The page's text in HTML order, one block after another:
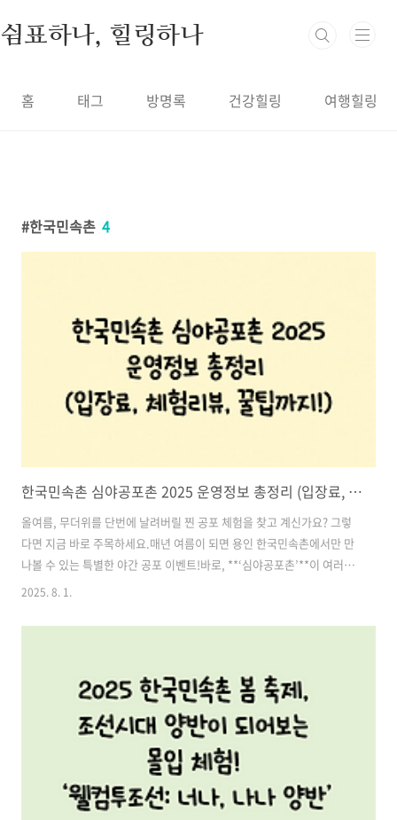
쉼표하나, 힐링하나
홈 태그 방명록 건강힐링 여행힐링
한국민속촌 4
한국민속촌 심야공포촌 2025 운영정보 총정리 (입장료, 체험리뷰, 꿀팁까지!)
올여름, 무더위를 단번에 날려버릴 찐 공포 체험을 찾고 계신가요? 그렇
다면 지금 바로 주목하세요.매년 여름이 되면 용인 한국민속촌에서만 만
나볼 수 있는 특별한 야간 공포 이벤트!바로, **‘심야공포촌’**이 여러분
을 기다리고 있습니다.귀신 분장한 배우들이 직접 쫓아오고, 어두운 폐가
아있는 조선 귀신 마을 속으로 들어가는 몰입형 공포 콘텐츠입니다.이번
포체험 콘텐츠, 간식 정보, 관람 꿀팁까지 모두 정리해드릴게요. 공포 콘
텐츠를 좋아하신다면 절대 놓치지 마세요! 목차1. 한국민속촌 심야공포
촌이란? 2. 2025 심야공포촌 운영 일정 및 시간 3. 입장료 안내 (네이버..
2025. 8. 1.